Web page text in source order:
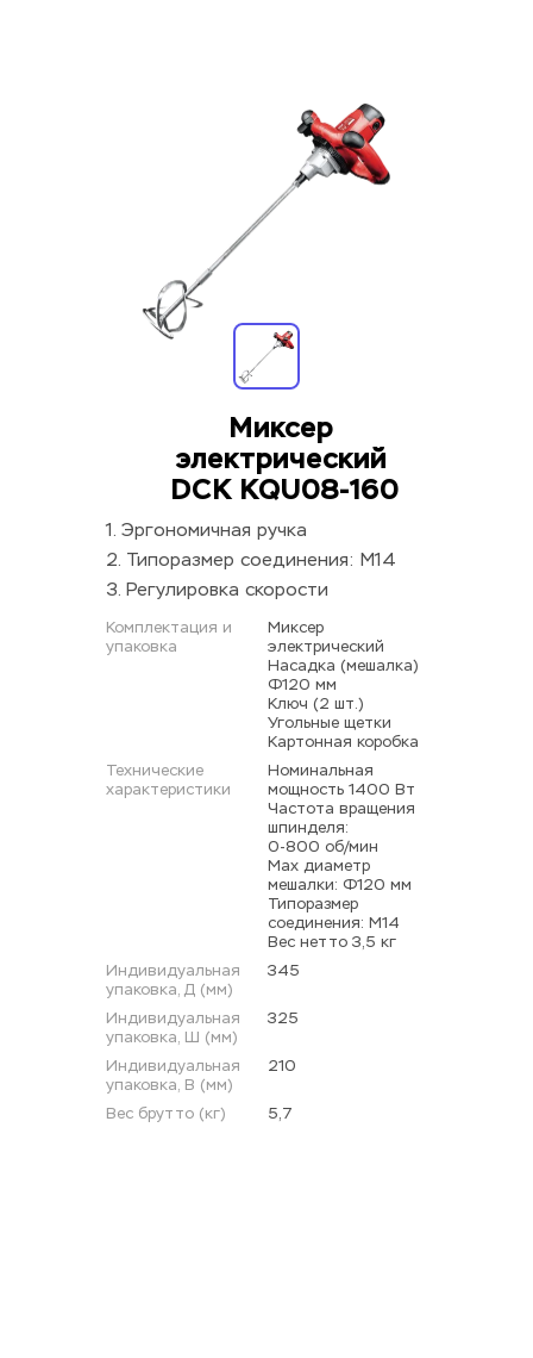
Миксер
электрический
DCK KQU08-160
1. Эргономичная ручка
2. Типоразмер соединения: М14
3. Регулировка скорости
Комплектация и
упаковка
Миксер
электрический
Насадка (мешалка)
Ф120 мм
Ключ (2 шт.)
Угольные щетки
Картонная коробка
Технические
характеристики
Номинальная
мощность 1400 Вт
Частота вращения
шпинделя:
0-800 об/мин
Мах диаметр
мешалки: Ф120 мм
Типоразмер
соединения: М14
Вес нетто 3,5 кг
Индивидуальная
упаковка, Д (мм)
345
Индивидуальная
упаковка, Ш (мм)
325
Индивидуальная
упаковка, В (мм)
210
Вес брутто (кг) 5,7